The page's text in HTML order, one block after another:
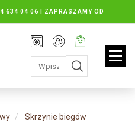
634 04 06 | ZAPRASZAMY OD
16.30, SOBOTY: 8.30 DO 13.00
Rejestracja
Moje
konto
Twój
koszyk:
jest
pusty
Skrzynie biegów